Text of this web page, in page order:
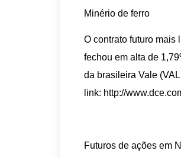
Minério de ferro
O contrato futuro mais
fechou em alta de
da brasileira Vale
link: http://
Futuros de ações em